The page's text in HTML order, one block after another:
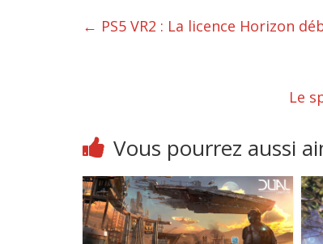
← PS5 VR2 : La licence Horizon
Le
Vous pourrez aussi